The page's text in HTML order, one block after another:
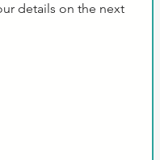
details on the next